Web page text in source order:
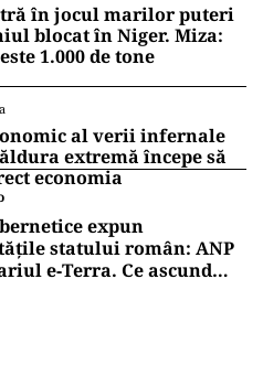
în jocul marilor puteri
blocat în Niger. Miza:
1.000 de tone
al verii infernale
extremă începe să
economia
expun
statului român: ANP
e‑Terra. Ce ascund